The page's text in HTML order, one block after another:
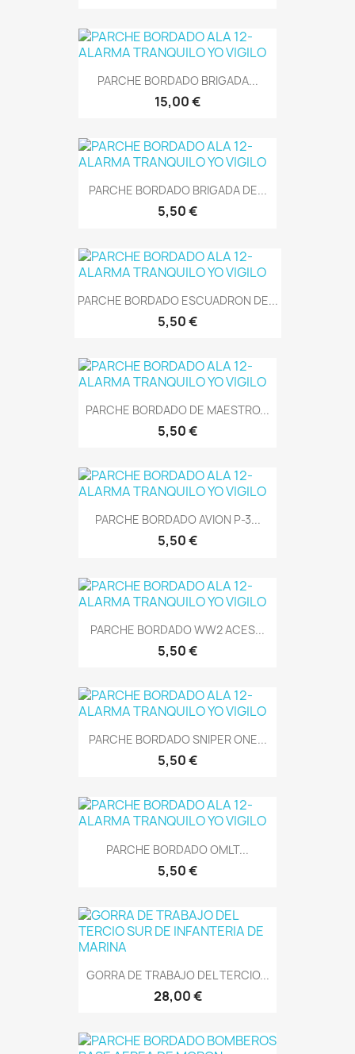
PARCHE BORDADO BRIGADA...
15,00 €
PARCHE BORDADO BRIGADA DE...
5,50 €
PARCHE BORDADO ESCUADRON DE...
5,50 €
PARCHE BORDADO DE MAESTRO...
5,50 €
PARCHE BORDADO AVION P-3...
5,50 €
PARCHE BORDADO WW2 ACES...
5,50 €
PARCHE BORDADO SNIPER ONE...
5,50 €
PARCHE BORDADO OMLT...
5,50 €
GORRA DE TRABAJO DEL TERCIO...
28,00 €